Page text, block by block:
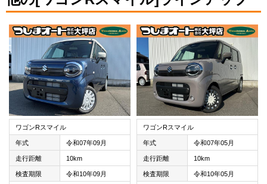
ワゴンRスマイル
年式 令和07年09月
走行距離 10km
検査期限 令和10年09月
ワゴンRスマイル
年式 令和07年05月
走行距離 10km
検査期限 令和10年05月